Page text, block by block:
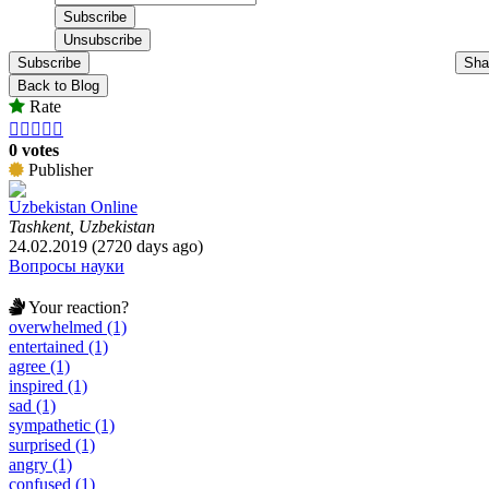
Subscribe
Back to Blog
Rate
    
0 votes
Publisher
Uzbekistan Online
Tashkent, Uzbekistan
24.02.2019 (2720 days ago)
Вопросы науки
Your reaction?
overwhelmed (1)
entertained (1)
agree (1)
inspired (1)
sad (1)
sympathetic (1)
surprised (1)
angry (1)
confused (1)